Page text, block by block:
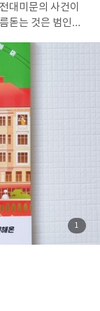
대미문의 사건이
돋는 것은 범인의
은 혼란을 가중시
없는 메아리에 답
텔을 출발히니
고작 하룻밤 떠나
었다."
자 그의 평생 꿈이
하는 표정과 호텔
기쁘다고 입버릇
로에 진입한 뒤 30
펼쳐졌다. 20킬
대한 용이 호숫가
있는 여의주처럼
사로부터 도서를
첨
부
사
1